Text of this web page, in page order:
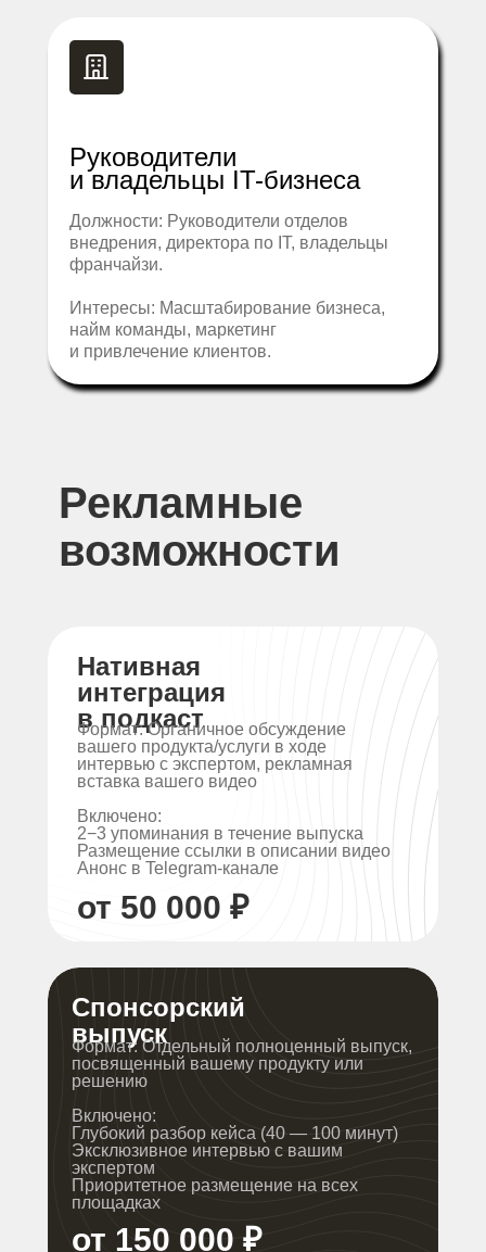
Должности: Руководители отделов
внедрения, директора по IT, владельцы
франчайзи.
Интересы: Масштабирование бизнеса,
найм команды, маркетинг
и привлечение клиентов.
Руководители
и владельцы IT-бизнеса
Рекламные
возможности
Нативная
интеграция
в подкаст
от 50 000 ₽
Формат: Органичное обсуждение
вашего продукта/услуги в ходе
интервью с экспертом, рекламная
вставка вашего видео
Включено:
2−3 упоминания в течение выпуска
Размещение ссылки в описании видео
Анонс в Telegram-канале
Спонсорский
выпуск
от 150 000 ₽
Формат: Отдельный полноценный выпуск,
посвященный вашему продукту или
решению
Включено:
Глубокий разбор кейса (40 — 100 минут)
Эксклюзивное интервью с вашим
экспертом
Приоритетное размещение на всех
площадках